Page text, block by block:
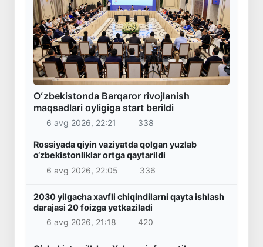
Oʻzbekistonda Barqaror rivojlanish
maqsadlari oyligiga start berildi
6 avg 2026, 22:21 338
Rossiyada qiyin vaziyatda qolgan yuzlab
o‘zbekistonliklar ortga qaytarildi
6 avg 2026, 22:05
336
2030 yilgacha xavfli chiqindilarni qayta ishlash
darajasi 20 foizga yetkaziladi
6 avg 2026, 21:18
420